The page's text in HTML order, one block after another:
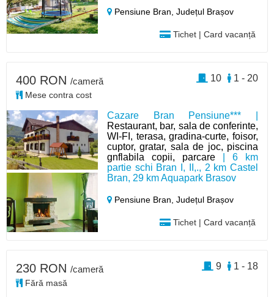
Pensiune Bran,Județul Brașov
Tichet | Card vacanță
Cazare Bran Pensiune*** |
Restaurant, bar, sala de conferinte,
WI-FI, terasa, gradina-curte, foisor,
cuptor, gratar, sala de joc, piscina
gnflabila copii, parcare | 6 km
partie schi Bran I, II,., 2 km Castel
Bran, 29 km Aquapark Brasov
Pensiune Bran,Județul Brașov
Tichet | Card vacanță
400 RON /cameră
Mese contra cost
1 - 20
10
230 RON /cameră
Fără masă
1 - 18
9